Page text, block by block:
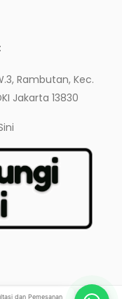
Rambutan, Kec.
Jakarta 13830
dan Pemesanan